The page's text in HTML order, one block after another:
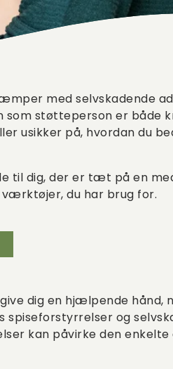
med selvskadende
som støtteperson er både
usikker på, hvordan du
til dig, der er tæt på en
værktøjer, du har brug for.
dig en hjælpende hånd,
spiseforstyrrelser og
kan påvirke den